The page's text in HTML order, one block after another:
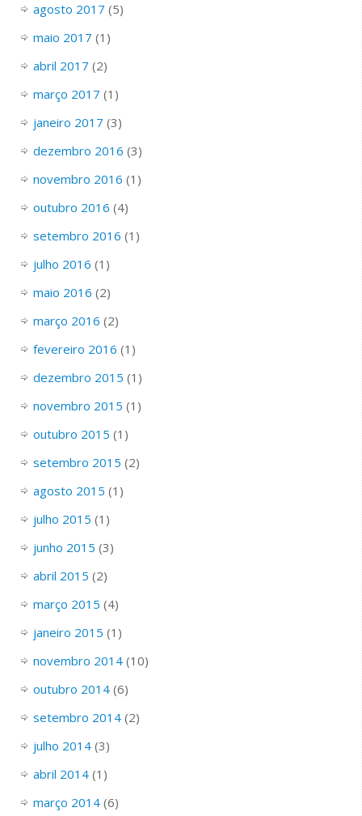
agosto 2017 (5)
maio 2017 (1)
abril 2017 (2)
março 2017 (1)
janeiro 2017 (3)
dezembro 2016 (3)
novembro 2016 (1)
outubro 2016 (4)
setembro 2016 (1)
julho 2016 (1)
maio 2016 (2)
março 2016 (2)
fevereiro 2016 (1)
dezembro 2015 (1)
novembro 2015 (1)
outubro 2015 (1)
setembro 2015 (2)
agosto 2015 (1)
julho 2015 (1)
junho 2015 (3)
abril 2015 (2)
março 2015 (4)
janeiro 2015 (1)
novembro 2014(10)
outubro 2014(6)
setembro 2014(2)
julho 2014(3)
abril 2014(1)
março 2014(6)